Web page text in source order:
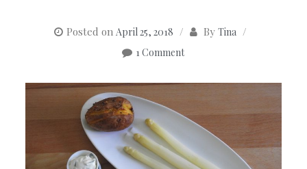
Posted on April 25, 2018 By Tina
1 Comment